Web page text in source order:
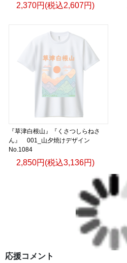
2,370円(税込2,607円)
『草津白根山』『くさつしらねさ
ん』 001_山夕焼けデザイン
No.1084
2,850円(税込3,136円)
応援コメント